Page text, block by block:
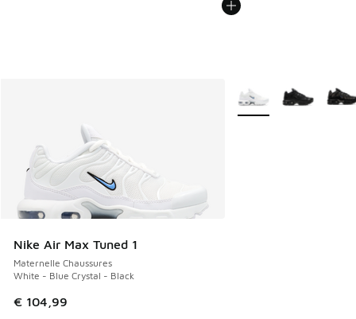
Nike Air Max Tuned 1
Maternelle Chaussures
White - Blue Crystal - Black
€ 104,99
Plus de couleurs